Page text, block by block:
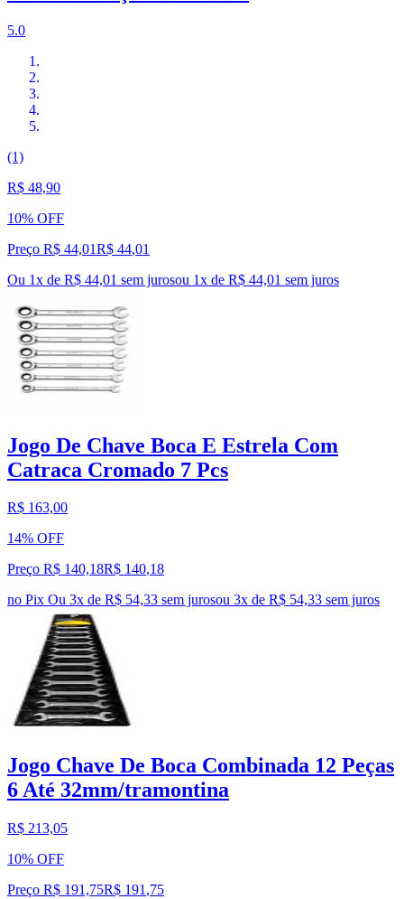
5.0
(1)
R$ 48,90
10% OFF
Preço R$ 44,01R$ 44,01
Ou 1x de R$ 44,01 sem jurosou 1x de R$ 44,01 sem juros
Jogo De Chave Boca E Estrela Com
Catraca Cromado 7 Pcs
R$ 163,00
14% OFF
Preço R$ 140,18R$ 140,18
no Pix Ou 3x de R$ 54,33 sem jurosou 3x de R$ 54,33 sem juros
Jogo Chave De Boca Combinada 12 Peças
6 Até 32mm/tramontina
R$ 213,05
10% OFF
Preço R$ 191,75R$ 191 ,75